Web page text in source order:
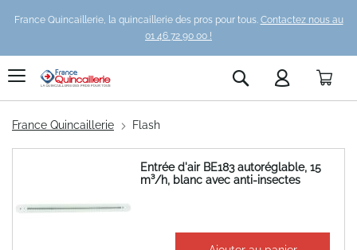
France Quincaillerie, la quincaillerie des pros pour tous. Contactez nous au
01 46 72 90 00 !
Rechercher
France Quincaillerie Flash
Entrée d'air BE183 autoréglable, 15
m³/h, blanc avec anti-insectes